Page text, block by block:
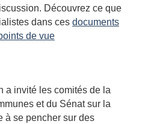
Découvrez ce que
dans ces documents
de vue
a invité les comités de la
et du Sénat sur la
à se pencher sur des